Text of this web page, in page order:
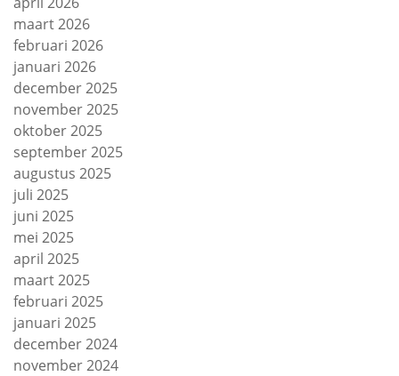
maart 2026
februari 2026
januari 2026
december 2025
november 2025
oktober 2025
september 2025
augustus 2025
juli 2025
juni 2025
mei 2025
april 2025
maart 2025
februari 2025
januari 2025
december 2024
november 2024